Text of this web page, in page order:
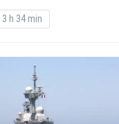
h 34 min